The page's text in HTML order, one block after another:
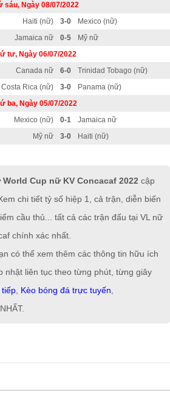
sáu, Ngày 08/07/2022
Haiti (nữ) 3-0
Mexico (nữ)
Jamaica nữ 0-5
Mỹ nữ
tư, Ngày 06/07/2022
Canada nữ 6-0
Trinidad Tobago (nữ)
Costa Rica (nữ) 3-0
Panama (nữ)
ba, Ngày 05/07/2022
Mexico (nữ) 0-1
Jamaica nữ
Mỹ nữ 3-0 Haiti (nữ)
Cup nữ KV Concacaf 2022 cập
chi tiết tỷ số hiệp 1, cả trận, diễn biến
cầu thủ... tất cả các trận đấu tại VL nữ
chính xác nhất.
có thể xem thêm các thông tin hữu ích
nhật liên tục theo từng phút, từng giây
tiếp Kèo bóng đá trực tuyến